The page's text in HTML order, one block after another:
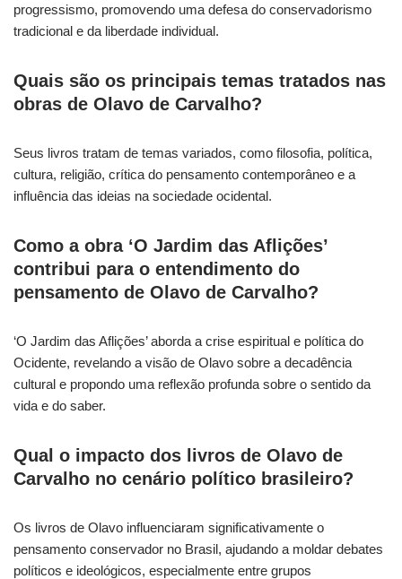
progressismo, promovendo uma defesa do conservadorismo
tradicional e da liberdade individual.
Quais são os principais temas tratados nas
obras de Olavo de Carvalho?
Seus livros tratam de temas variados, como filosofia, política,
cultura, religião, crítica do pensamento contemporâneo e a
influência das ideias na sociedade ocidental.
Como a obra ‘O Jardim das Aflições’
contribui para o entendimento do
pensamento de Olavo de Carvalho?
‘O Jardim das Aflições’ aborda a crise espiritual e política do
Ocidente, revelando a visão de Olavo sobre a decadência
cultural e propondo uma reflexão profunda sobre o sentido da
vida e do saber.
Qual o impacto dos livros de Olavo de
Carvalho no cenário político brasileiro?
Os livros de Olavo influenciaram significativamente o
pensamento conservador no Brasil, ajudando a moldar debates
políticos e ideológicos, especialmente entre grupos